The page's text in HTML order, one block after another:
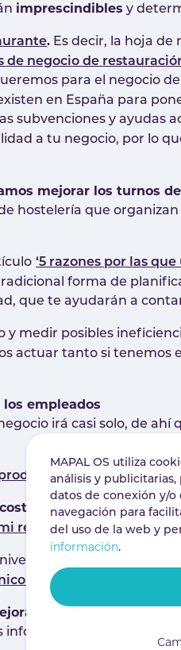
imprescindibles y
. Es decir, la hoja
de negocio de
para el negocio
en España para
subvenciones y ayudas
a tu negocio, por lo
mejorar los turnos
hostelería que
‘5 razones por las
forma de
que te ayudarán a
medir posibles
actuar tanto si tenemos
empleados
irá casi solo, de
en números.
coste de personal . Mira
restaurante?’
se encuentra
del automóvil
las ventas….
información a mano y
MAPAL OS utiliza
análisis y
datos de conexión y/o
navegación para
del uso de la web y
información.